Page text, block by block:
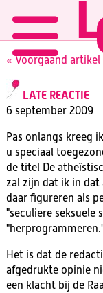
« Voorgaand artikel
LATE REACTIE
6 september 2009
Pas onlangs kreeg
u speciaal
de titel De
zal zijn dat ik in
daar figureren als
"seculiere seksuele
Het is dat de
afgedrukte opinie
een klacht bij de